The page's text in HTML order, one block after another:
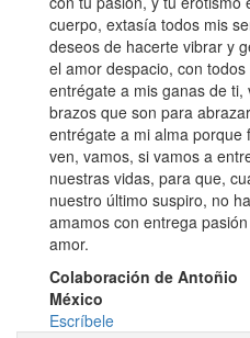
cuerpo, extasía todos mis
deseos de hacerte vibrar y
el amor despacio, con
entrégate a mis ganas de
brazos que son para
entrégate a mi alma porque
ven, vamos, si vamos a
nuestras vidas, para que,
nuestro último suspiro, no
amamos con entrega
amor.
Colaboración de Antoñio
México
Escríbele